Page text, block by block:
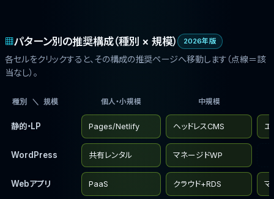
▦パターン別の推奨構成（種別 × 規模） 2026年版
各セルをクリックすると、その構成の推奨ページへ移動します（点線＝該
当なし）。
種別 ＼ 規模 個人・小規模 中規模
静的・LP Pages/Netlify ヘッドレスCMS エ
WordPress 共有レンタル マネージドWP
Webアプリ PaaS クラウド+RDS マ